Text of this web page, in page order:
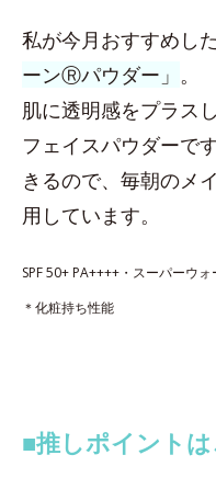
私が今月おすすめし
ーンⓇパウダー」 。
肌に透明感をプラス
フェイスパウダーで
きるので、毎朝のメ
用しています。
SPF 50+ PA++++・スーパーウ
＊化粧持ち性能
■推しポイントは